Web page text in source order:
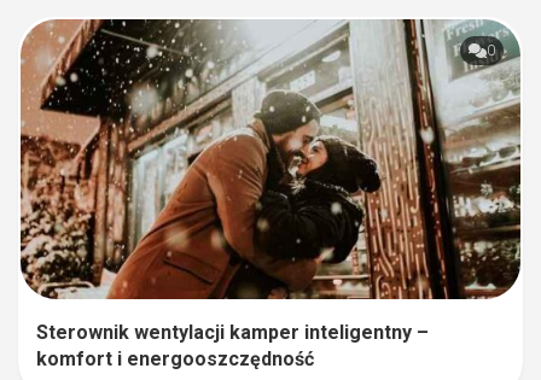
0
Sterownik wentylacji kamper inteligentny –
komfort i energooszczędność